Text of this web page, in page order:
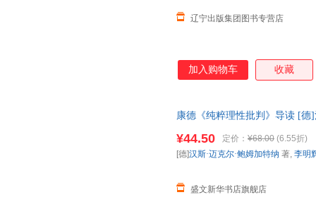
辽宁出版集团图书专营店
加入购物车 收藏
康德《纯粹理性批判》导读 [德
¥44.50 定价： ¥68.00 (6.55折)
盛文新华书店旗舰店
[德]汉斯·迈克尔·鲍姆加特纳 著, 李明